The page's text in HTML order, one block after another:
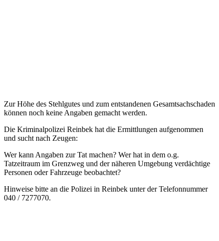
Zur Höhe des Stehlgutes und zum entstandenen Gesamtsachschaden
können noch keine Angaben gemacht werden.
Die Kriminalpolizei Reinbek hat die Ermittlungen aufgenommen
und sucht nach Zeugen:
Wer kann Angaben zur Tat machen? Wer hat in dem o.g.
Tatzeitraum im Grenzweg und der näheren Umgebung verdächtige
Personen oder Fahrzeuge beobachtet?
Hinweise bitte an die Polizei in Reinbek unter der Telefonnummer
040 / 7277070.